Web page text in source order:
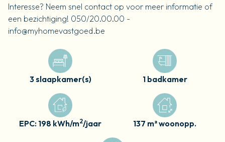
Interesse? Neem snel contact op voor meer informatie of
een bezichtiging! 050/20.00.00 -
info@myhomevastgoed.be
3 slaapkamer(s) 1 badkamer
EPC: 198 kWh/m2/jaar 137 m² woonopp.